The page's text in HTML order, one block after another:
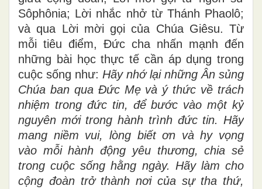
Sôphônia; Lời nhắc nhở từ Thánh Phaolô;
và qua Lời mời gọi của Chúa Giêsu. Từ
mỗi tiêu điểm, Đức cha nhấn mạnh đến
những bài học thực tế cần áp dụng trong
cuộc sống như: Hãy nhớ lại những Ân sủng
Chúa ban qua Đức Mẹ và ý thức về trách
nhiệm trong đức tin, để bước vào một kỷ
nguyên mới trong hành trình đức tin. Hãy
mang niềm vui, lòng biết ơn và hy vọng
vào mỗi hành động yêu thương, chia sẻ
trong cuộc sống hằng ngày. Hãy làm cho
cộng đoàn trở thành nơi của sự tha thứ,